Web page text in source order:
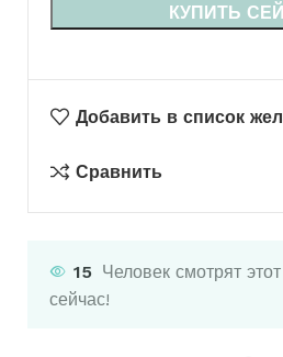
КУПИТЬ
Добавить в список
Сравнить
15 Человек смотрят
сейчас!